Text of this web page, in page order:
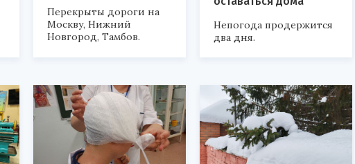
Перекрыты дороги на
Москву, Нижний
Новгород, Тамбов.
Непогода продержится
два дня.